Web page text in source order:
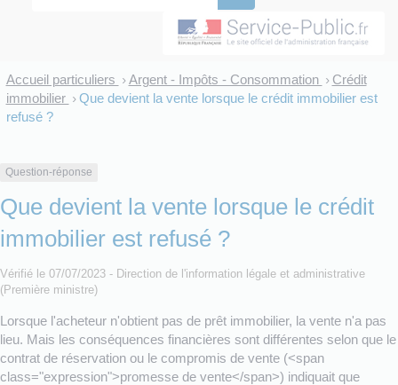
Accueil particuliers > Argent - Impôts - Consommation > Crédit
immobilier > Que devient la vente lorsque le crédit immobilier est
refusé ?
Question-réponse
Que devient la vente lorsque le crédit
immobilier est refusé ?
Vérifié le 07/07/2023 - Direction de l'information légale et administrative
(Première ministre)
Lorsque l'acheteur n'obtient pas de prêt immobilier, la vente n'a pas
lieu. Mais les conséquences financières sont différentes selon que le
contrat de réservation ou le compromis de vente (<span
class="expression">promesse de vente</span>) indiquait que